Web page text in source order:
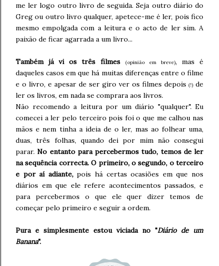
me ler logo outro livro de seguida. Seja outro diário do
Greg ou outro livro qualquer, apetece-me é ler, pois fico
mesmo empolgada com a leitura e o acto de ler sim. A
paixão de ficar agarrada a um livro...
Também já vi os três filmes (opinião em breve), mas é
daqueles casos em que há muitas diferenças entre o filme
e o livro, e apesar de ser giro ver os filmes depois (!) de
ler os livros, em nada se comprara aos livros.
Não recomendo a leitura por um diário "qualquer". Eu
comecei a ler pelo terceiro pois foi o que me calhou nas
mãos e nem tinha a ideia de o ler, mas ao folhear uma,
duas, três folhas, quando dei por mim não consegui
parar.No entanto para percebermos tudo, temos de ler
na sequência correcta. O primeiro, o segundo, o terceiro
e por aí adiante,pois há certas ocasiões em que nos
diários em que ele refere acontecimentos passados, e
para percebermos o que ele quer dizer temos de
começar pelo primeiro e seguir a ordem.
Pura e simplesmente estou viciada no "Diário de um
Banana".